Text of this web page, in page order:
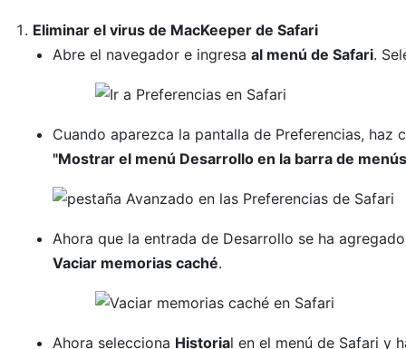
Eliminar el virus de MacKeeper de Safari
Abre el navegador e ingresa al menú de Safari.
Cuando aparezca la pantalla de Preferencias, haz
"Mostrar el menú Desarrollo en la barra de
Ahora que la entrada de Desarrollo se ha
Vaciar memorias caché.
Ahora selecciona Historial en el menú de Safari y